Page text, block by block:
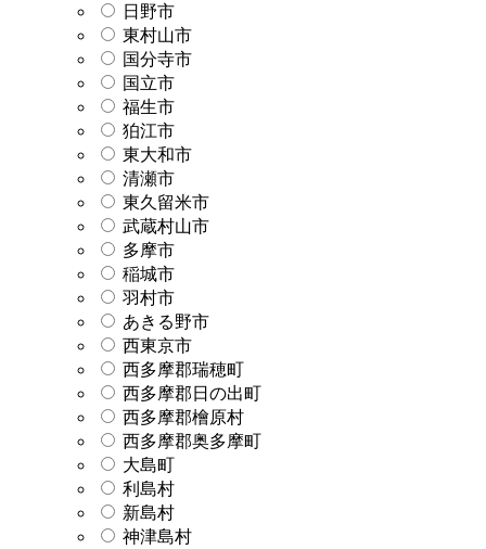
日野市
東村山市
国分寺市
国立市
福生市
狛江市
東大和市
清瀬市
東久留米市
武蔵村山市
多摩市
稲城市
羽村市
あきる野市
西東京市
西多摩郡瑞穂町
西多摩郡日の出町
西多摩郡檜原村
西多摩郡奥多摩町
大島町
利島村
新島村
神津島村